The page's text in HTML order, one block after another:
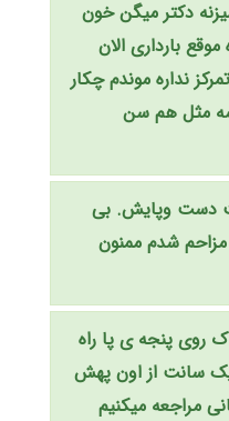
دکتر میگن خون
بارداری الان
نداره موندم چکار
مثل هم سن
دست وپایش. بی
شدم ممنون
روی پنجه ی پا راه
سانت از اون پهش
مراجعه میکنیم